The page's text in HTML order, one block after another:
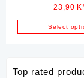
Tijelo za 2 x
Neonke
23,90
Select
Top rated